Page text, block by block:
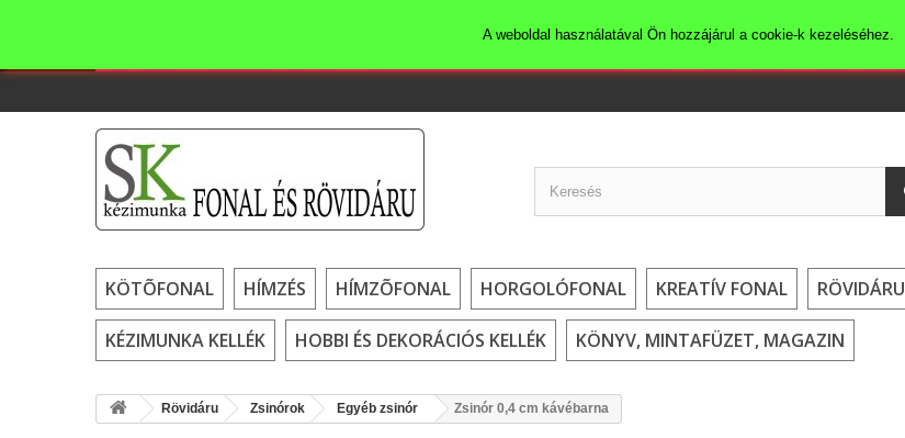
KÖTÕFONAL HÍMZÉS HÍMZÕFONAL HORGOLÓFONAL KREATÍV FONAL RÖVIDÁRU
KÉZIMUNKA KELLÉK HOBBI ÉS DEKORÁCIÓS KELLÉK KÖNYV, MINTAFÜZET, MAGAZIN
Rövidáru Zsinórok Egyéb zsinór Zsinór 0,4 cm kávébarna
A weboldal használatával Ön hozzájárul a cookie-k kezeléséhez.